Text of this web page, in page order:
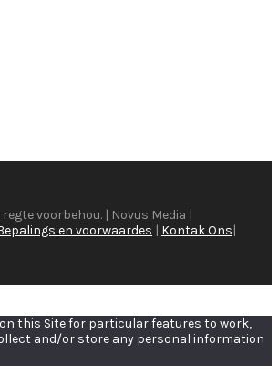
voorbehou. | Novus Media |
en voorwaardes | Kontak Ons|
this Site for particular features to work,
and/or store any personal information